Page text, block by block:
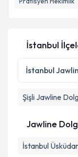
E-posta
Kişisel
Metni
'ni
İstanbul
İstanbul
Şişli Jawline
Jawline
İstanbul